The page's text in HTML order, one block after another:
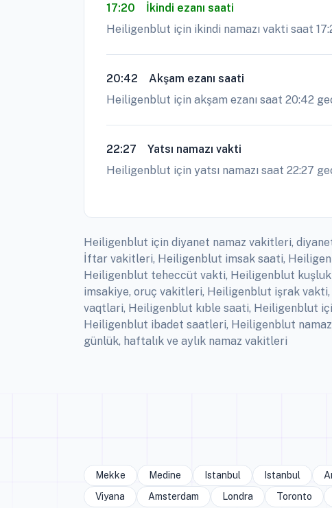
17:20
İkindi ezanı saati
Heiligenblut için ikindi namazı vakti saat
20:42
Akşam ezanı saati
Heiligenblut için akşam ezanı saat 20:42
22:27
Yatsı namazı vakti
Heiligenblut için yatsı namazı saat 22:27
Heiligenblut için diyanet namaz vakitleri,
İftar vakitleri, Heiligenblut imsak saati,
Heiligenblut teheccüt vakti, Heiligenblut
imsakiye, oruç vakitleri, Heiligenblut işrak
vaqtlari, Heiligenblut kıble saati, Heiligenblut
Heiligenblut ibadet saatleri, Heiligenblut
günlük, haftalık ve aylık namaz vakitleri
Mekke Medine Istanbul Istanbul
Viyana
Amsterdam Londra Toronto